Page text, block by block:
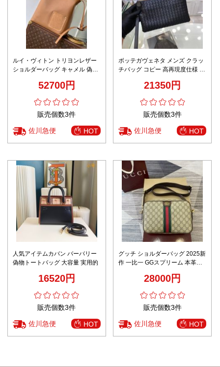
ルイ・ヴィトン トリヨンレザー
ショルダーバッグ キャメル 偽物
仕上げ 高評価口コミ多数 安心サ
52700円
販売個数3件
佐川急便 HOT
ボッテガヴェネタ メンズ クラッ
チバッグ コピー 高再現度仕様 即
使用 高級感漂う仕上げ
21350円
販売個数3件
佐川急便 HOT
人気アイテムカバン バーバリー
偽物トートバッグ 大容量 実用的
16520円
販売個数3件
佐川急便 HOT
グッチ ショルダーバッグ 2025新
作 一比一 GGスプリーム 本革ト
28000円
販売個数3件
佐川急便 HOT